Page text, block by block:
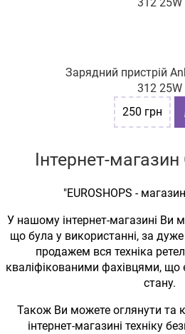
Зарядний пристрій
312 25W
250 грн
Інтернет-
"EUROSHOPS -
У нашому інтернет-магазині Ви
що була у використанні, за
продажем вся техніка
кваліфікованими фахівцями, що
стану.
Також Ви можете оглянути та
інтернет-магазині техніку